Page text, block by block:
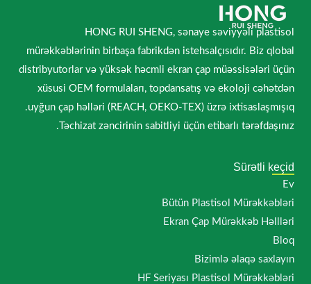
HONG RUI SHENG, sənaye səviyyəli plastisol
mürəkkəblərinin birbaşa fabrikdən istehsalçısıdır. Biz qlobal
distribyutorlar və yüksək həcmli ekran çap müəssisələri üçün
xüsusi OEM formulaları, topdansatış və ekoloji cəhətdən
uyğun çap həlləri (REACH, OEKO-TEX) üzrə ixtisaslaşmışıq.
Təchizat zəncirinin sabitliyi üçün etibarlı tərəfdaşınız.
Sürətli keçid
Ev
Bütün Plastisol Mürəkkəbləri
Ekran Çap Mürəkkəb Həllləri
Bloq
Bizimlə əlaqə saxlayın
HF Seriyası Plastisol Mürəkkəbləri